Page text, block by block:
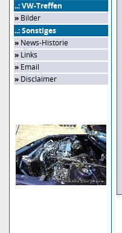
..: VW-Treffen
» Bilder
..: Sonstiges
» News-Historie
» Links
» Email
» Disclaimer